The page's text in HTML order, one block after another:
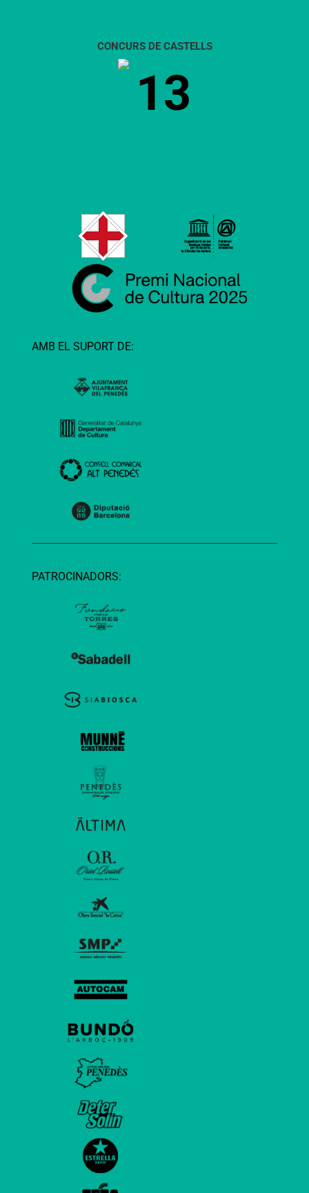
CONCURS DE CASTELLS
13
AMB EL SUPORT DE:
PATROCINADORS: